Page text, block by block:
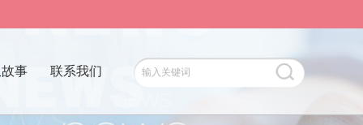
事 联系我们